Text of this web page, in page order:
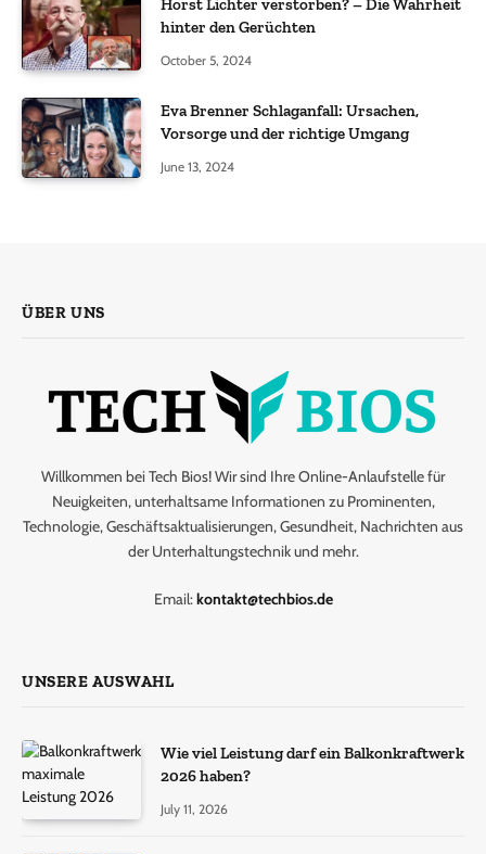
Horst Lichter verstorben? – Die Wahrheit
hinter den Gerüchten
October 5, 2024
Eva Brenner Schlaganfall: Ursachen,
Vorsorge und der richtige Umgang
June 13, 2024
ÜBER UNS
Willkommen bei Tech Bios! Wir sind Ihre Online-Anlaufstelle für
Neuigkeiten, unterhaltsame Informationen zu Prominenten,
Technologie, Geschäftsaktualisierungen, Gesundheit, Nachrichten aus
der Unterhaltungstechnik und mehr.
Email:kontakt@techbios.de
UNSERE AUSWAHL
Wie viel Leistung darf ein Balkonkraftwerk
2026 haben?
July 11, 2026